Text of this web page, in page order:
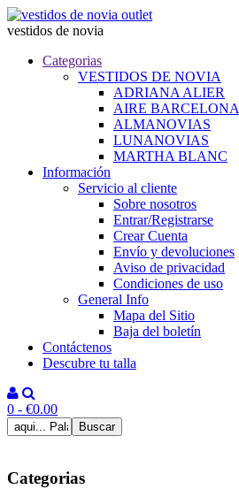
vestidos de novia
Categorias
VESTIDOS DE NOVIA
ADRIANA ALIER
AIRE BARCELONA
ALMANOVIAS
LUNANOVIAS
MARTHA BLANC
Información
Servicio al cliente
Sobre nosotros
Entrar/Registrarse
Crear Cuenta
Envío y devoluciones
Aviso de privacidad
Condiciones de uso
General Info
Mapa del Sitio
Baja del boletín
Contáctenos
Descubre tu talla
0 - €0.00
Categorias